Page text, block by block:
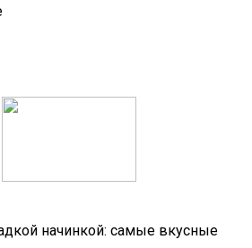
начинкой: самые вкусные